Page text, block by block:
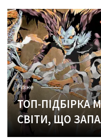
Різне
ТОП-ПІДБІРКА
СВІТИ, ЩО